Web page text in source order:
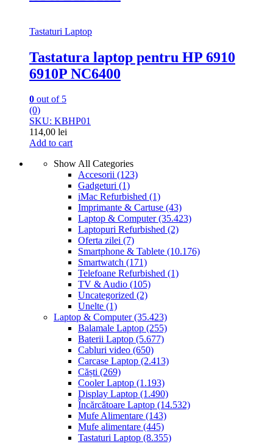
Tastaturi Laptop
Tastatura laptop pentru HP 6910
6910P NC6400
0 out of 5
(0)
SKU: KBHP01
114,00 lei
Add to cart
Show All Categories
Accesorii (123)
Gadgeturi (1)
iMac Refurbished (1)
Imprimante & Cartuse (43)
Laptop & Computer(35.423)
Laptopuri Refurbished (2)
Oferta zilei (7)
Smartphone & Tablete (10.176)
Smartwatch (171)
Telefoane Refurbished (1)
TV & Audio (105)
Uncategorized (2)
Unelte (1)
Laptop & Computer(35.423)
Balamale Laptop (255)
Baterii Laptop (5.677)
Cabluri video (650)
Carcase Laptop (2.413)
Căști (269)
Cooler Laptop (1.193)
Display Laptop (1.490)
Încărcătoare Laptop (14.532)
Mufe Alimentare (143)
Mufe alimentare (445)
Tastaturi Laptop (8.355)